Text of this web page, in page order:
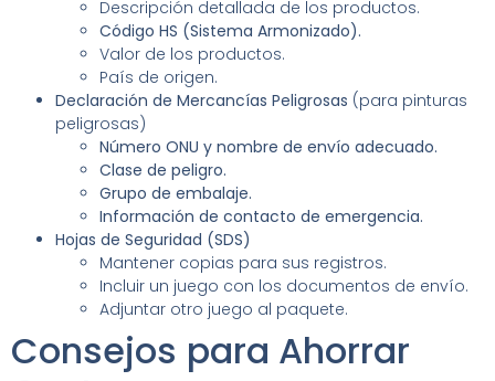
Descripción detallada de los productos.
Código HS (Sistema Armonizado).
Valor de los productos.
País de origen.
Declaración de Mercancías Peligrosas (para pinturas
peligrosas)
Número ONU y nombre de envío adecuado.
Clase de peligro.
Grupo de embalaje.
Información de contacto de emergencia.
Hojas de Seguridad (SDS)
Mantener copias para sus registros.
Incluir un juego con los documentos de envío.
Adjuntar otro juego al paquete.
Consejos para Ahorrar